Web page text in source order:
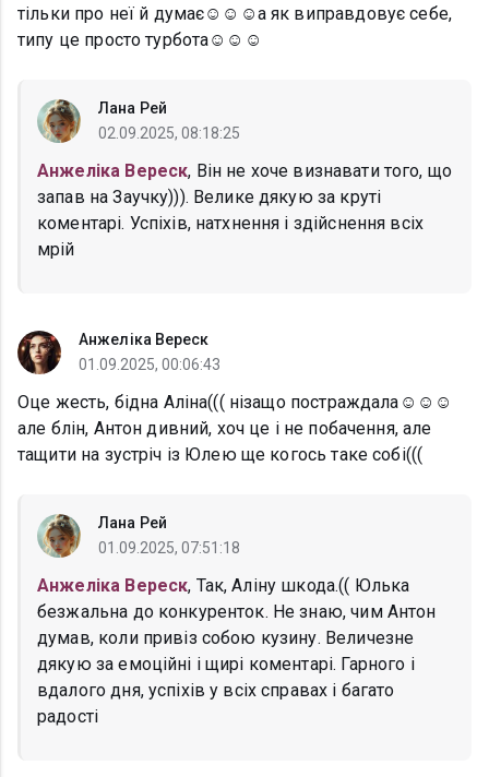
тільки про неї й думає☺️☺️☺️а як виправдовує себе,
типу це просто турбота☺️☺️☺️
Лана Рей
02.09.2025, 08:18:25
Анжеліка Вереск, Він не хоче визнавати того, що
запав на Заучку))). Велике дякую за круті
коментарі. Успіхів, натхнення і здійснення всіх
мрій
Анжеліка Вереск
01.09.2025, 00:06:43
Оце жесть, бідна Аліна((( нізащо постраждала☺️☺️☺️
але блін, Антон дивний, хоч це і не побачення, але
тащити на зустріч із Юлею ще когось таке собі(((
Лана Рей
01.09.2025, 07:51:18
Анжеліка Вереск, Так, Аліну шкода.(( Юлька
безжальна до конкуренток. Не знаю, чим Антон
думав, коли привіз собою кузину. Величезне
дякую за емоційні і щирі коментарі. Гарного і
вдалого дня, успіхів у всіх справах і багато
радості